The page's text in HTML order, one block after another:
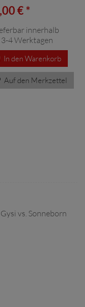
€ *
innerhalb
4 Werktagen
In den Warenkorb
Auf den Merkzettel